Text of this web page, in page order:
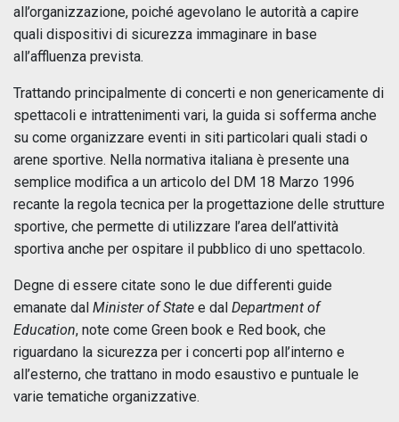
all’organizzazione, poiché agevolano le autorità a capire
quali dispositivi di sicurezza immaginare in base
all’affluenza prevista.
Trattando principalmente di concerti e non genericamente di
spettacoli e intrattenimenti vari, la guida si sofferma anche
su come organizzare eventi in siti particolari quali stadi o
arene sportive. Nella normativa italiana è presente una
semplice modifica a un articolo del DM 18 Marzo 1996
recante la regola tecnica per la progettazione delle strutture
sportive, che permette di utilizzare l’area dell’attività
sportiva anche per ospitare il pubblico di uno spettacolo.
Degne di essere citate sono le due differenti guide
emanate dal Minister of State e dal Department of
Education, note come Green book e Red book, che
riguardano la sicurezza per i concerti pop all’interno e
all’esterno, che trattano in modo esaustivo e puntuale le
varie tematiche organizzative.